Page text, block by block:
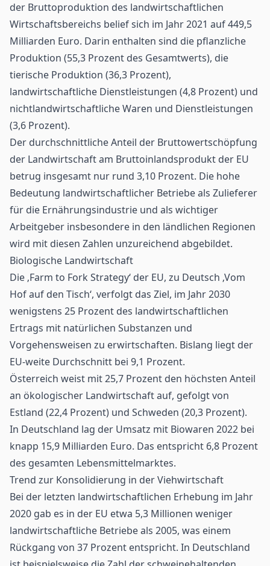
der Bruttoproduktion des landwirtschaftlichen
Wirtschaftsbereichs belief sich im Jahr 2021 auf 449,5
Milliarden Euro. Darin enthalten sind die pflanzliche
Produktion (55,3 Prozent des Gesamtwerts), die
tierische Produktion (36,3 Prozent),
landwirtschaftliche Dienstleistungen (4,8 Prozent) und
nichtlandwirtschaftliche Waren und Dienstleistungen
(3,6 Prozent).
Der durchschnittliche Anteil der Bruttowertschöpfung
der Landwirtschaft am Bruttoinlandsprodukt der EU
betrug insgesamt nur rund 3,10 Prozent. Die hohe
Bedeutung landwirtschaftlicher Betriebe als Zulieferer
für die Ernährungsindustrie und als wichtiger
Arbeitgeber insbesondere in den ländlichen Regionen
wird mit diesen Zahlen unzureichend abgebildet.
Biologische Landwirtschaft
Die ‚Farm to Fork Strategy‘ der EU, zu Deutsch ‚Vom
Hof auf den Tisch‘, verfolgt das Ziel, im Jahr 2030
wenigstens 25 Prozent des landwirtschaftlichen
Ertrags mit natürlichen Substanzen und
Vorgehensweisen zu erwirtschaften. Bislang liegt der
EU-weite Durchschnitt bei 9,1 Prozent.
Österreich weist mit 25,7 Prozent den höchsten Anteil
an ökologischer Landwirtschaft auf, gefolgt von
Estland (22,4 Prozent) und Schweden (20,3 Prozent).
In Deutschland lag der Umsatz mit Biowaren 2022 bei
knapp 15,9 Milliarden Euro. Das entspricht 6,8 Prozent
des gesamten Lebensmittelmarktes.
Trend zur Konsolidierung in der Viehwirtschaft
Bei der letzten landwirtschaftlichen Erhebung im Jahr
2020 gab es in der EU etwa 5,3 Millionen weniger
landwirtschaftliche Betriebe als 2005, was einem
Rückgang von 37 Prozent entspricht. In Deutschland